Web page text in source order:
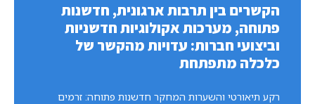
הקשרים בין תרבות ארגונית, חדשנות
פתוחה, מערכות אקולוגיות חדשניות
וביצועי חברות: עדויות מהקשר של
כלכלה מתפתחת
רקע תיאורטי והשערות המחקר חדשנות פתוחה: זרמים